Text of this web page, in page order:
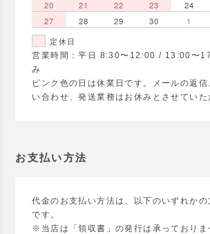
20 21 22 23 24
27
28 29 30 1
定休日
営業時間：平日 8:30〜12:00 / 13:00〜
み
ピンク色の日は休業日です。メールの返信
い合わせ、発送業務はお休みとさせていた
お支払い方法
代金のお支払い方法は、以下のいずれかの
です。
※当店は「領収書」の発行は承っておりま